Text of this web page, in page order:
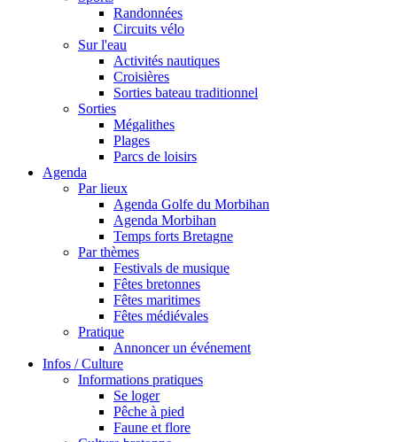
Randonnées
Circuits vélo
Sur l'eau
Activités nautiques
Croisières
Sorties bateau traditionnel
Sorties
Mégalithes
Plages
Parcs de loisirs
Agenda
Par lieux
Agenda Golfe du Morbihan
Agenda Morbihan
Temps forts Bretagne
Par thèmes
Festivals de musique
Fêtes bretonnes
Fêtes maritimes
Fêtes médiévales
Pratique
Annoncer un événement
Infos / Culture
Informations pratiques
Se loger
Pêche à pied
Faune et flore